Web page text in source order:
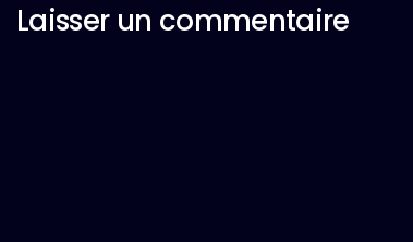
Laisser un commentaire